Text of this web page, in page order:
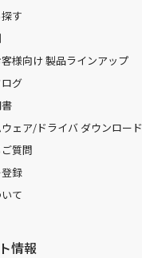
す
様向け 製品ラインアップ
グ
ェア/ドライバ ダウンロード
質問
録
て
情報